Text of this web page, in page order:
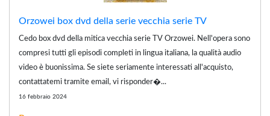
Orzowei box dvd della serie vecchia serie TV
Cedo box dvd della mitica vecchia serie TV Orzowei. Nell'opera sono
compresi tutti gli episodi completi in lingua italiana, la qualità audio
video è buonissima. Se siete seriamente interessati all'acquisto,
contattatemi tramite email, vi risponder�...
16 febbraio 2024